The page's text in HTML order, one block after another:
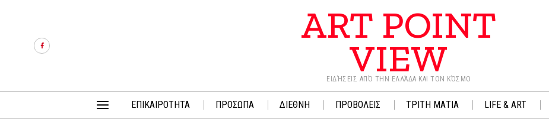
ART POINT
VIEW
ΕΙΔΉΣΕΙΣ ΑΠΌ ΤΗΝ ΕΛΛΆΔΑ ΚΑΙ ΤΟΝ ΚΌΣΜΟ
ΕΠΙΚΑΙΡΟΤΗΤΑ ΠΡΟΣΩΠΑ ΔΙΕΘΝΗ ΠΡΟΒΟΛΕΙΣ ΤΡΙΤΗ ΜΑΤΙΑ LIFE & ART